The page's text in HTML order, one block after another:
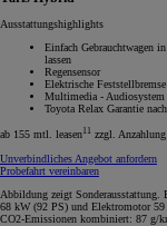
Ausstattungshighlights
Einfach Gebrauchtwagen
lassen
Regensensor
Elektrische Feststellbremse
Multimedia - Audiosystem
Toyota Relax Garantie
ab 155 mtl. leasen11 zzgl. Anzahlung
Unverbindliches Angebot anfordern
Probefahrt vereinbaren
Abbildung zeigt
68 kW (92 PS) und Elektromotor
CO2-Emissionen kombiniert: 87 g/